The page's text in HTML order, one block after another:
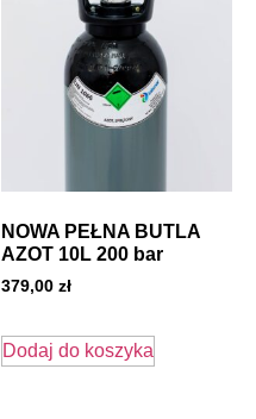
NOWA PEŁNA BUTLA
AZOT 10L 200 bar
379,00 zł
Dodaj do koszyka